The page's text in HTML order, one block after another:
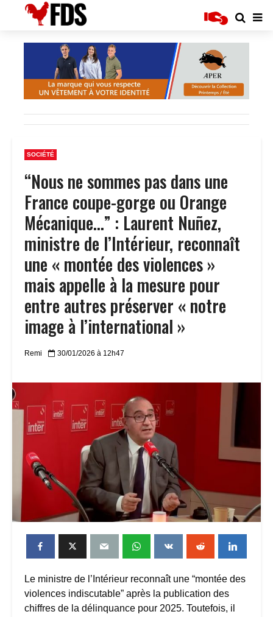
SOCIÉTÉ
“Nous ne sommes pas dans une
France coupe-gorge ou Orange
Mécanique…” : Laurent Nuñez,
ministre de l’Intérieur, reconnaît
une « montée des violences »
mais appelle à la mesure pour
entre autres préserver « notre
image à l’international »
Remi 30/01/2026 à 12h47
Le ministre de l’Intérieur reconnaît une “montée des
violences indiscutable” après la publication des
chiffres de la délinquance pour 2025. Toutefois, il